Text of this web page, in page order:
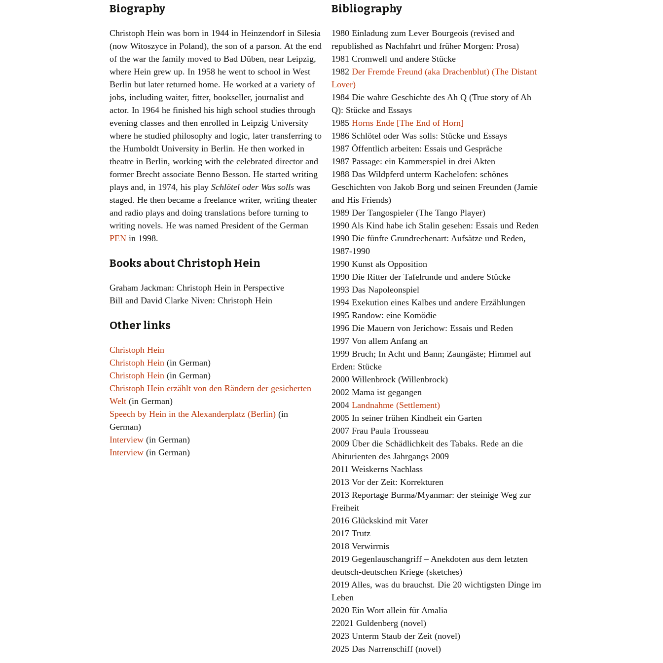
Women writers
Alphabetical Order
Chronological Order
Biography
Christoph Hein was born in 1944 in Heinzendorf in Silesia
(now Witoszyce in Poland), the son of a parson. At the end
of the war the family moved to Bad Düben, near Leipzig,
where Hein grew up. In 1958 he went to school in West
Berlin but later returned home. He worked at a variety of
jobs, including waiter, fitter, bookseller, journalist and
actor. In 1964 he finished his high school studies through
evening classes and then enrolled in Leipzig University
where he studied philosophy and logic, later transferring to
the Humboldt University in Berlin. He then worked in
theatre in Berlin, working with the celebrated director and
former Brecht associate Benno Besson. He started writing
plays and, in 1974, his play Schlötel oder Was solls was
staged. He then became a freelance writer, writing theater
and radio plays and doing translations before turning to
writing novels. He was named President of the German
PEN in 1998.
Books about Christoph Hein
Graham Jackman: Christoph Hein in Perspective
Bill and David Clarke Niven: Christoph Hein
Other links
Christoph Hein
Christoph Hein (in German)
Christoph Hein (in German)
Christoph Hein erzählt von den Rändern der gesicherten
Welt (in German)
Speech by Hein in the Alexanderplatz (Berlin) (in
German)
Interview (in German)
Interview (in German)
Bibliography
1980 Einladung zum Lever Bourgeois (revised and
republished as Nachfahrt und früher Morgen: Prosa)
1981 Cromwell und andere Stücke
1982 Der Fremde Freund (aka Drachenblut) (The Distant
Lover)
1984 Die wahre Geschichte des Ah Q (True story of Ah
Q): Stücke and Essays
1985 Horns Ende [The End of Horn]
1986 Schlötel oder Was solls: Stücke und Essays
1987 Öffentlich arbeiten: Essais und Gespräche
1987 Passage: ein Kammerspiel in drei Akten
1988 Das Wildpferd unterm Kachelofen: schönes
Geschichten von Jakob Borg und seinen Freunden (Jamie
and His Friends)
1989 Der Tangospieler (The Tango Player)
1990 Als Kind habe ich Stalin gesehen: Essais und Reden
1990 Die fünfte Grundrechenart: Aufsätze und Reden,
1987-1990
1990 Kunst als Opposition
1990 Die Ritter der Tafelrunde und andere Stücke
1993 Das Napoleonspiel
1994 Exekution eines Kalbes und andere Erzählungen
1995 Randow: eine Komödie
1996 Die Mauern von Jerichow: Essais und Reden
1997 Von allem Anfang an
1999 Bruch; In Acht und Bann; Zaungäste; Himmel auf
Erden: Stücke
2000 Willenbrock (Willenbrock)
2002 Mama ist gegangen
2004 Landnahme (Settlement)
2005 In seiner frühen Kindheit ein Garten
2007 Frau Paula Trousseau
2009 Über die Schädlichkeit des Tabaks. Rede an die
Abiturienten des Jahrgangs 2009
2011 Weiskerns Nachlass
2013 Vor der Zeit: Korrekturen
2013 Reportage Burma/Myanmar: der steinige Weg zur
Freiheit
2016 Glückskind mit Vater
2017 Trutz
2018 Verwirrnis
2019 Gegenlauschangriff – Anekdoten aus dem letzten
deutsch-deutschen Kriege (sketches)
2019 Alles, was du brauchst. Die 20 wichtigsten Dinge im
Leben
2020 Ein Wort allein für Amalia
22021 Guldenberg (novel)
2023 Unterm Staub der Zeit (novel)
2025 Das Narrenschiff (novel)